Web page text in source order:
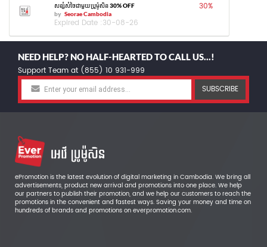
សន្សំសំចៃជាមួយប្រូម៉ូសិន 30% OFF
by Seorae Cambodia
Expired Date :30-08-26
30%
NEED HELP? NO HALF-HEARTED TO CALL US...!
Support Team at (855) 10 931-999
SUBSCRIBE
ePromotion is the latest evolution of digital marketing in Cambodia. We bring all
advertisements, product new arrival and promotions into one place. We help
our partners to publish their promotion, and we help our customers to reach the
promotions in the convenient and fastest ways. Saving your money and time on
hundreds of brands and promotions on everpromotion.com.